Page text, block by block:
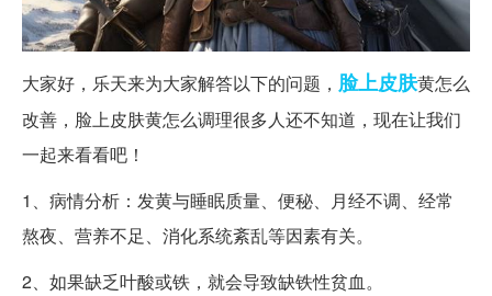
大家好，乐天来为大家解答以下的问题， 脸上皮肤黄怎么
改善，脸上皮肤黄怎么调理很多人还不知道，现在让我们
一起来看看吧！
1、病情分析：发黄与睡眠质量、便秘、月经不调、经常
熬夜、营养不足、消化系统紊乱等因素有关。
2、如果缺乏叶酸或铁，就会导致缺铁性贫血。